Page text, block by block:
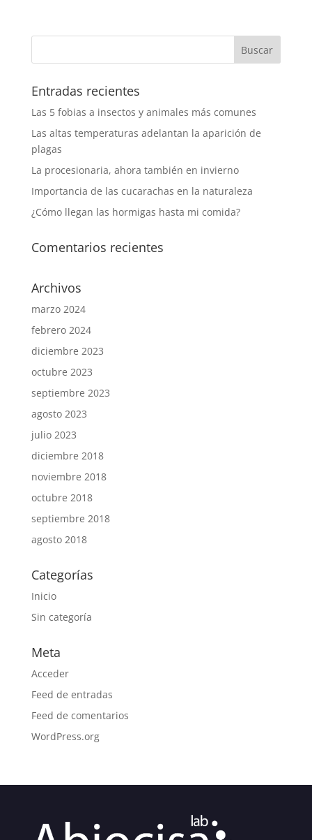
Entradas recientes
Las 5 fobias a insectos y animales más comunes
Las altas temperaturas adelantan la aparición de
plagas
La procesionaria, ahora también en invierno
Importancia de las cucarachas en la naturaleza
¿Cómo llegan las hormigas hasta mi comida?
Comentarios recientes
Archivos
marzo 2024
febrero 2024
diciembre 2023
octubre 2023
septiembre 2023
agosto 2023
julio 2023
diciembre 2018
noviembre 2018
octubre 2018
septiembre 2018
agosto 2018
Categorías
Inicio
Sin categoría
Meta
Acceder
Feed de entradas
Feed de comentarios
WordPress.org